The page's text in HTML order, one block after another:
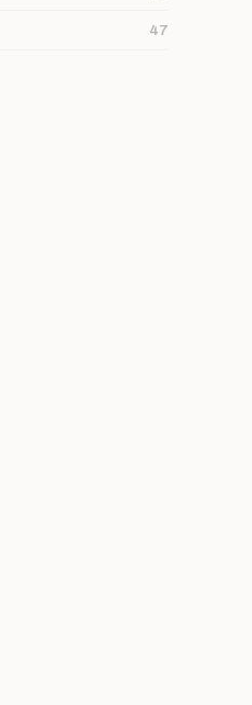
47